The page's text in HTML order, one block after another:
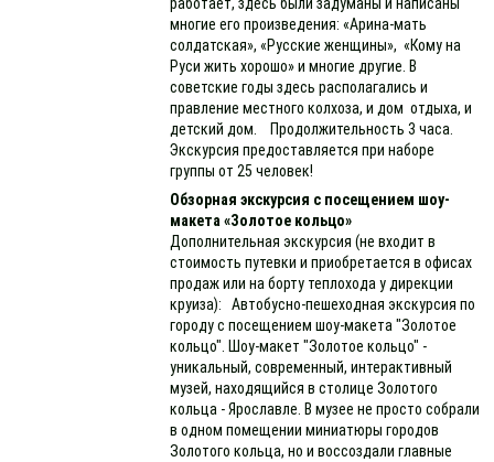
многие его произведения: «Арина-мать
солдатская», «Русские женщины», «Кому на
Руси жить хорошо» и многие другие. В
советские годы здесь располагались и
правление местного колхоза, и дом отдыха, и
детский дом. Продолжительность 3 часа.
Экскурсия предоставляется при наборе
группы от 25 человек!
Обзорная экскурсия с посещением шоу-
макета «Золотое кольцо»
Дополнительная экскурсия (не входит в
стоимость путевки и приобретается в офисах
продаж или на борту теплохода у дирекции
круиза): Автобусно-пешеходная экскурсия по
городу с посещением шоу-макета "Золотое
кольцо". Шоу-макет "Золотое кольцо" -
уникальный, современный, интерактивный
музей, находящийся в столице Золотого
кольца - Ярославле. В музее не просто собрали
в одном помещении миниатюры городов
Золотого кольца, но и воссоздали главные